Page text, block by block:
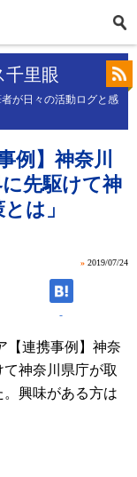
千里眼
が日々の活動ログと感
例】神奈川
先駆けて神
は」
» 2019/07/24
-
【連携事例】神奈
神奈川県庁が取
興味がある方は